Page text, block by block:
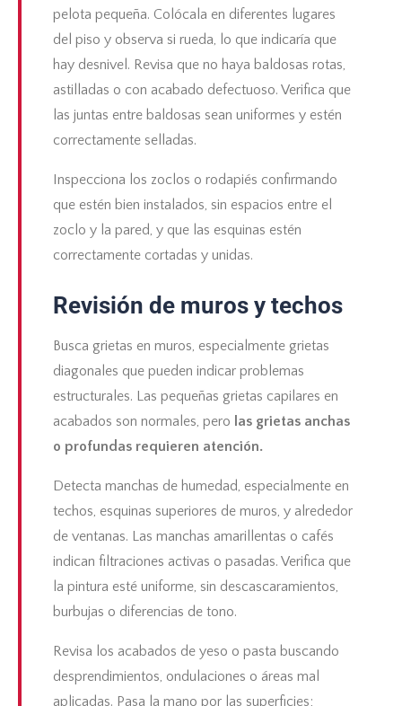
pelota pequeña. Colócala en diferentes lugares
del piso y observa si rueda, lo que indicaría que
hay desnivel. Revisa que no haya baldosas rotas,
astilladas o con acabado defectuoso. Verifica que
las juntas entre baldosas sean uniformes y estén
correctamente selladas.
Inspecciona los zoclos o rodapiés confirmando
que estén bien instalados, sin espacios entre el
zoclo y la pared, y que las esquinas estén
correctamente cortadas y unidas.
Revisión de muros y techos
Busca grietas en muros, especialmente grietas
diagonales que pueden indicar problemas
estructurales. Las pequeñas grietas capilares en
acabados son normales, pero las grietas anchas
o profundas requieren atención.
Detecta manchas de humedad, especialmente en
techos, esquinas superiores de muros, y alrededor
de ventanas. Las manchas amarillentas o cafés
indican filtraciones activas o pasadas. Verifica que
la pintura esté uniforme, sin descascaramientos,
burbujas o diferencias de tono.
Revisa los acabados de yeso o pasta buscando
desprendimientos, ondulaciones o áreas mal
aplicadas. Pasa la mano por las superficies;